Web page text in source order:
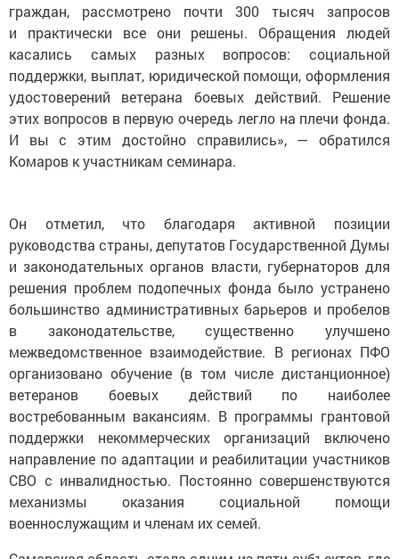
граждан, рассмотрено почти 300 тысяч запросов
и практически все они решены. Обращения людей
касались самых разных вопросов: социальной
поддержки, выплат, юридической помощи, оформления
удостоверений ветерана боевых действий. Решение
этих вопросов в первую очередь легло на плечи фонда.
И вы с этим достойно справились», — обратился
Комаров к участникам семинара.
Он отметил, что благодаря активной позиции
руководства страны, депутатов Государственной Думы
и законодательных органов власти, губернаторов для
решения проблем подопечных фонда было устранено
большинство административных барьеров и пробелов
в законодательстве, существенно улучшено
межведомственное взаимодействие. В регионах ПФО
организовано обучение (в том числе дистанционное)
ветеранов боевых действий по наиболее
востребованным вакансиям. В программы грантовой
поддержки некоммерческих организаций включено
направление по адаптации и реабилитации участников
СВО с инвалидностью. Постоянно совершенствуются
механизмы оказания социальной помощи
военнослужащим и членам их семей.